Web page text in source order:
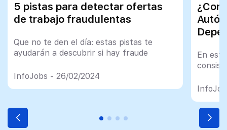
5 pistas para detectar ofertas
de trabajo fraudulentas
Que no te den el día: estas pistas te
ayudarán a descubrir si hay fraude
InfoJobs - 26/02/2024
En